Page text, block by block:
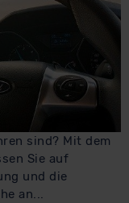
sind? Mit dem
Sie auf
und die
an...